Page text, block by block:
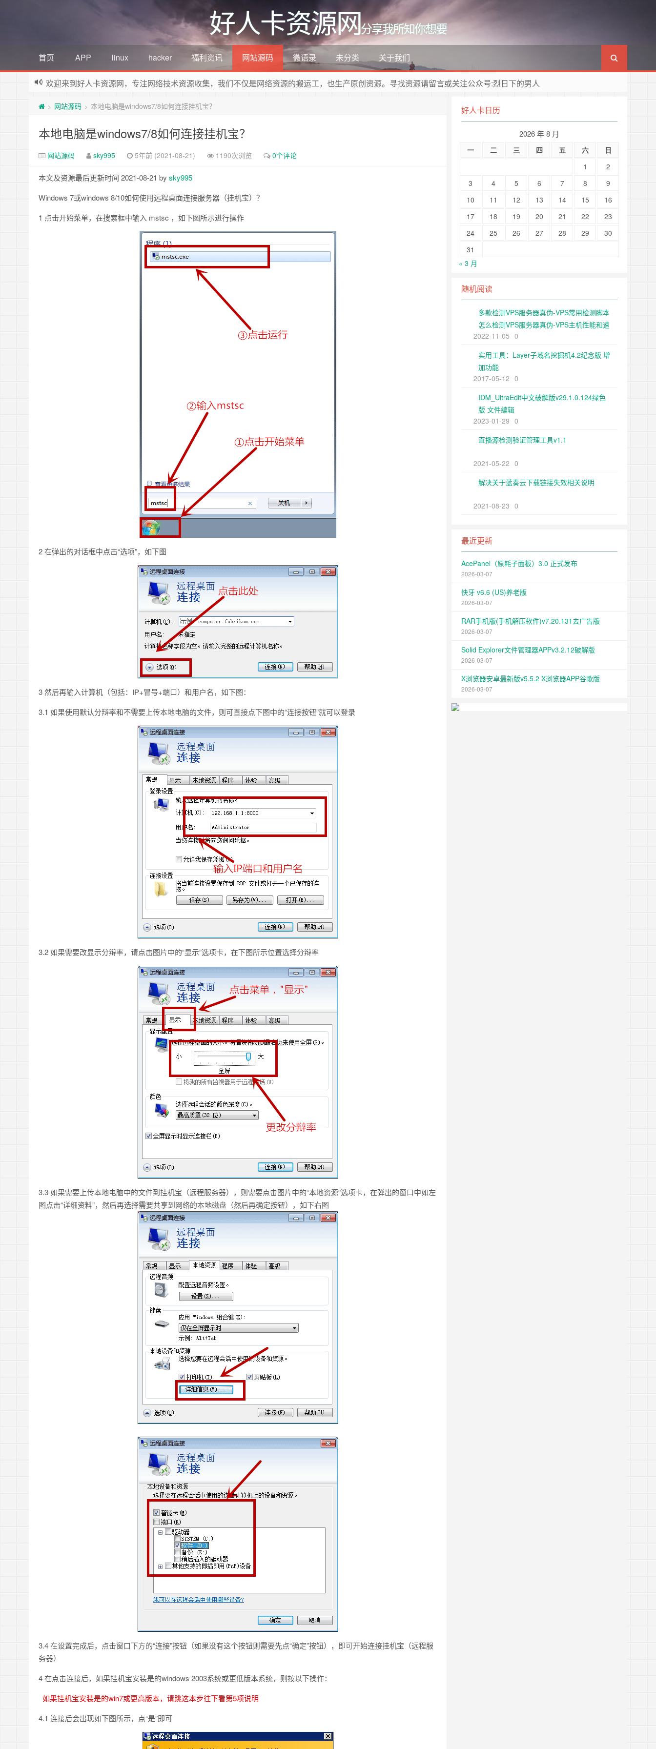
好人卡资源网分享我所知你想要
首页 APP linux hacker 福利资讯 网站源码 微语录 未分类 关于我们
欢迎来到好人卡资源网，专注网络技术资源收集，我们不仅是网络资源的搬运工，也生产原创资源。寻找资源请留言或关注公众号:烈日下的男人
> 网站源码 > 本地电脑是windows7/8如何连接挂机宝？
本地电脑是windows7/8如何连接挂机宝？
网站源码 sky995 5年前 (2021-08-21) 1190次浏览 0个评论
本文及资源最后更新时间 2021-08-21 by sky995
Windows 7或windows 8/10如何使用远程桌面连接服务器（挂机宝）？
1 点击开始菜单，在搜索框中输入 mstsc ，如下图所示进行操作
2 在弹出的对话框中点击“选项”，如下图
3 然后再输入计算机（包括：IP+冒号+端口）和用户名，如下图：
3.1 如果使用默认分辩率和不需要上传本地电脑的文件，则可直接点下图中的“连接按钮”就可以登录
3.2 如果需要改显示分辩率，请点击图片中的“显示”选项卡，在下图所示位置选择分辩率
3.3 如果需要上传本地电脑中的文件到挂机宝（远程服务器），则需要点击图片中的“本地资源”选项卡，在弹出的窗口中如左
图点击“详细资料”，然后再选择需要共享到网络的本地磁盘（然后再确定按钮），如下右图
3.4 在设置完成后，点击窗口下方的“连接”按钮（如果没有这个按钮则需要先点“确定”按钮），即可开始连接挂机宝（远程服
务器）
4 在点击连接后，如果挂机宝安装是的windows 2003系统或更低版本系统，则按以下操作：
如果挂机宝安装是的win7或更高版本，请跳这本步往下看第5项说明
4.1 连接后会出现如下图所示，点“是”即可
好人卡日历
2026 年 8 月
一 二 三 四 五 六
日
1
2
3
4 5 6 7 8
9
10
11 12 13 14 15
16
17
18 19 20 21 22
23
24
25 26 27 28 29
30
31
« 3 月
随机阅读
多款检测VPS服务器真伪-VPS常用检测脚本
怎么检测VPS服务器真伪-VPS主机性能和速
度测试方法
2022-11-05 0
实用工具：Layer子域名挖掘机4.2纪念版 增
加功能
2017-05-12 0
IDM_UltraEdit中文破解版v29.1.0.124绿色
版 文件编辑
2023-01-29 0
直播源检测验证管理工具v1.1
2021-05-22 0
解决关于蓝奏云下载链接失效相关说明
2021-08-23 0
最近更新
AcePanel（原耗子面板）3.0 正式发布
2026-03-07
快牙 v6.6 (US)养老版
2026-03-07
RAR手机版(手机解压软件)v7.20.131去广告版
2026-03-07
Solid Explorer文件管理器APPv3.2.12破解版
2026-03-07
X浏览器安卓最新版v5.5.2 X浏览器APP谷歌版
2026-03-07